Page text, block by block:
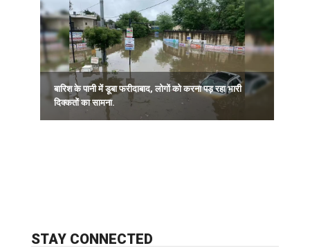
बारिश के पानी में डूबा फरीदाबाद, लोगों को करना पड़ रहा भारी
दिक्कतों का सामना.
STAY CONNECTED